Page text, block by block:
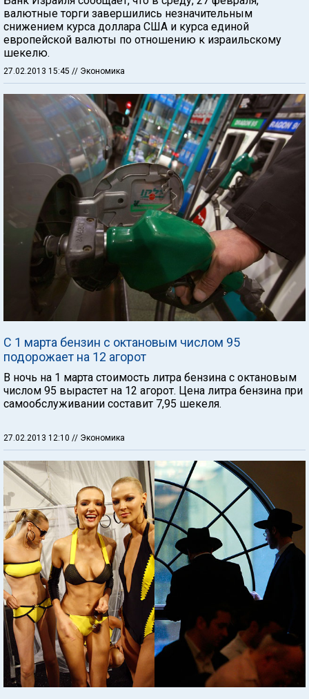
валютные торги завершились незначительным
снижением курса доллара США и курса единой
европейской валюты по отношению к израильскому
шекелю.
27.02.2013 15:45 // Экономика
С 1 марта бензин с октановым числом 95
подорожает на 12 агорот
В ночь на 1 марта стоимость литра бензина с октановым
числом 95 вырастет на 12 агорот. Цена литра бензина при
самообслуживании составит 7,95 шекеля.
27.02.2013 12:10 // Экономика